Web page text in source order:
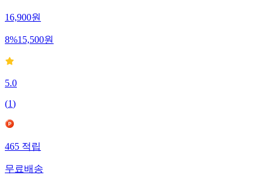
16,900원
8%15,500원
5.0
(1)
465 적립
무료배송